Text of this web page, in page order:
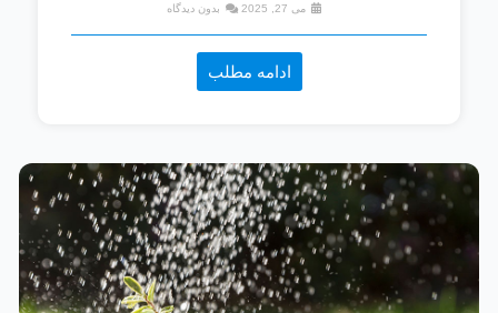
می 27, 2025 بدون دیدگاه
ادامه مطلب